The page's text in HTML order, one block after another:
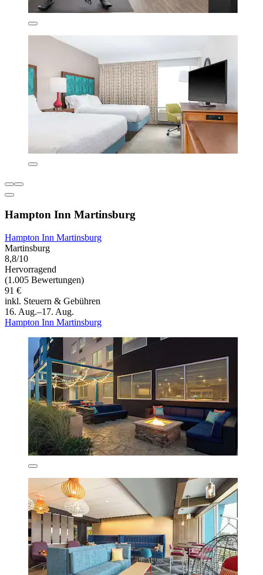
Hampton Inn Martinsburg
Hampton Inn Martinsburg
Martinsburg
8,8/10
Hervorragend
(1.005 Bewertungen)
91 €
inkl. Steuern & Gebühren
16. Aug.–17. Aug.
Hampton Inn Martinsburg